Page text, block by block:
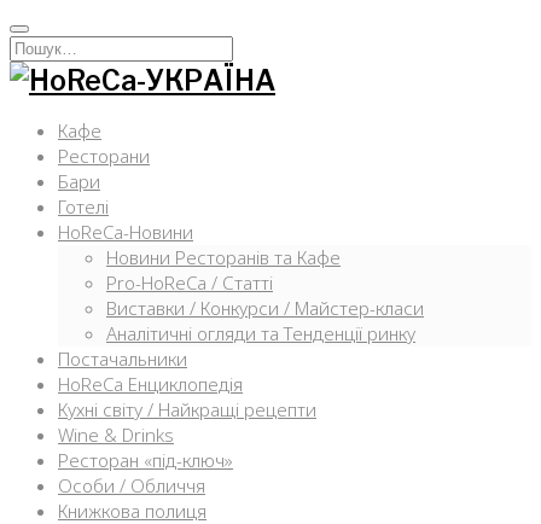
Перейти
к
содержимому
Искать:
Кафе
Ресторани
Бари
Готелі
HoReCa-Новини
Новини Ресторанів та Кафе
Pro-HoReCa / Статті
Виставки / Конкурси / Майстер-класи
Аналітичні огляди та Тенденції ринку
Постачальники
HoReCa Енциклопедія
Кухні світу / Найкращі рецепти
Wine & Drinks
Ресторан «під-ключ»
Особи / Обличчя
Книжкова полиця